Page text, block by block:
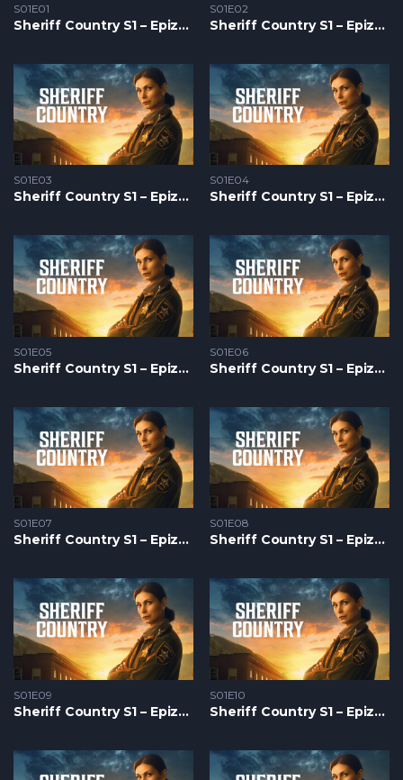
S01E01
Sheriff Country S1 – Epizoda 01
S01E02
Sheriff Country S1 – Epizoda 02
S01E03
Sheriff Country S1 – Epizoda 03
S01E04
Sheriff Country S1 – Epizoda 04
S01E05
Sheriff Country S1 – Epizoda 05
S01E06
Sheriff Country S1 – Epizoda 06
S01E07
Sheriff Country S1 – Epizoda 07
S01E08
Sheriff Country S1 – Epizoda 08
S01E09
Sheriff Country S1 – Epizoda 09
S01E10
Sheriff Country S1 – Epizoda 10